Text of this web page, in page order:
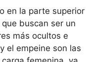
en la parte superior
buscan ser un
más ocultos e
el empeine son las